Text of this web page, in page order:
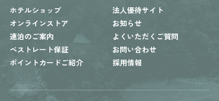
ホテルショップ
オンラインストア
連泊のご案内
ベストレート保証
ポイントカードご紹介
法人優待サイト
お知らせ
よくいただくご質問
お問い合わせ
採用情報